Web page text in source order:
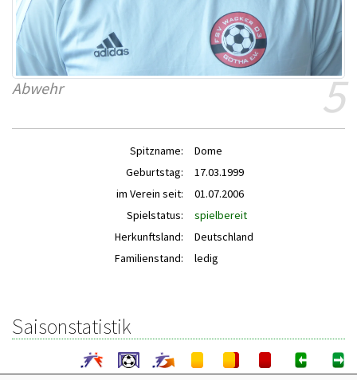
5
Abwehr
Spitzname:
Dome
Geburtstag:
17.03.1999
im Verein seit:
01.07.2006
Spielstatus:
spielbereit
Herkunftsland:
Deutschland
Familienstand:
ledig
Saisonstatistik